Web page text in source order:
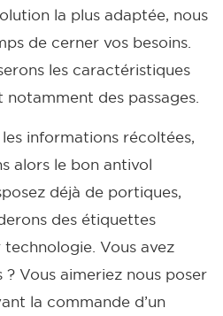
la plus adaptée, nous
de cerner vos besoins.
les caractéristiques
des passages.
informations récoltées,
alors le bon antivol
déjà de portiques,
des étiquettes
technologie. Vous avez
? Vous aimeriez nous poser
la commande d’un